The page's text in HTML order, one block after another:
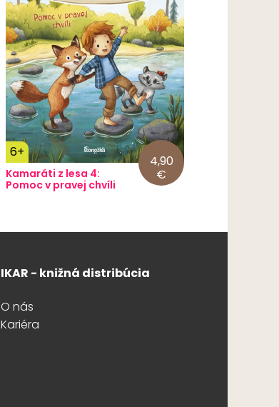
6+
4,90
€
Kamaráti z lesa 4:
Pomoc v pravej chvíli
IKAR - knižná distribúcia
O nás
Kariéra